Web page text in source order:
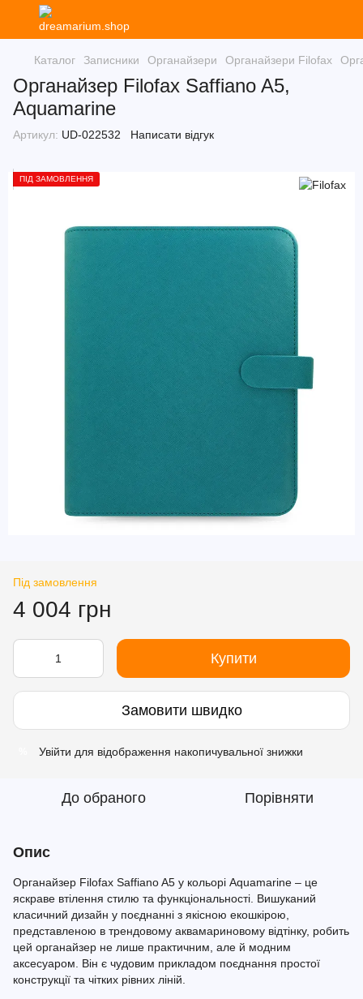
Каталог Записники Органайзери Органайзери Filofax
Органайзер Filofax Saffiano A5,
Aquamarine
Артикул: UD-022532 Написати відгук
ПІД ЗАМОВЛЕННЯ
Під замовлення
4 004 грн
Купити
Замовити швидко
Увійти для відображення накопичувальної знижки
До обраного Порівняти
Опис
Органайзер Filofax Saffiano A5 у кольорі Aquamarine – це
яскраве втілення стилю та функціональності. Вишуканий
класичний дизайн у поєднанні з якісною екошкірою,
представленою в трендовому аквамариновому відтінку, робить
цей органайзер не лише практичним, але й модним
аксесуаром. Він є чудовим прикладом поєднання простої
конструкції та чітких рівних ліній.